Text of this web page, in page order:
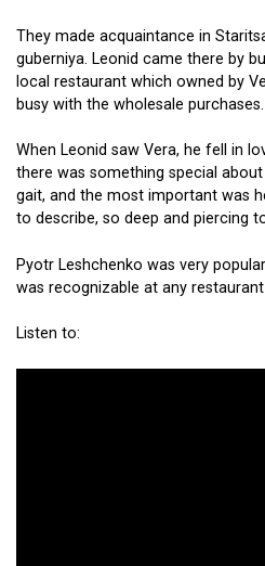
They made acquaintance in
guberniya. Leonid came there by
local restaurant which owned by
busy with the wholesale purchases.
When Leonid saw Vera, he fell in
there was something special
gait, and the most important was
to describe, so deep and piercing
Pyotr Leshchenko was very
was recognizable at any
Listen to: